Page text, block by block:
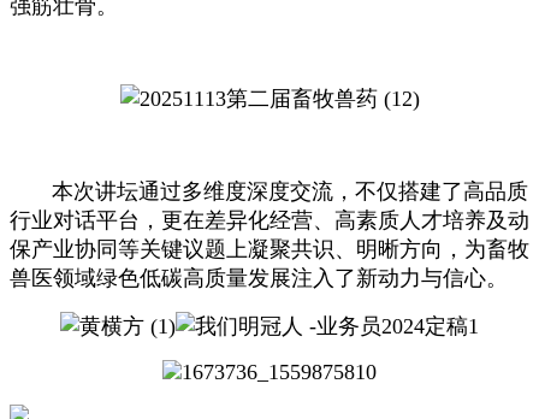
强筋壮骨。
本次讲坛通过多维度深度交流，不仅搭建了高品质
行业对话平台，更在差异化经营、高素质人才培养及动
保产业协同等关键议题上凝聚共识、明晰方向，为畜牧
兽医领域绿色低碳高质量发展注入了新动力与信心。